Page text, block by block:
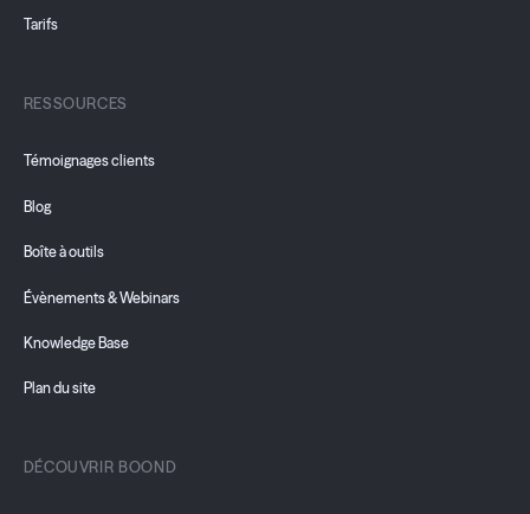
Tarifs
RESSOURCES
Témoignages clients
Blog
Boîte à outils
Évènements & Webinars
Knowledge Base
Plan du site
DÉCOUVRIR BOOND